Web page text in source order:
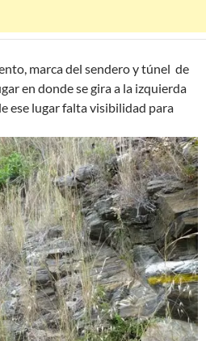
marca del sendero y túnel de
en donde se gira a la izquierda
ese lugar falta visibilidad para